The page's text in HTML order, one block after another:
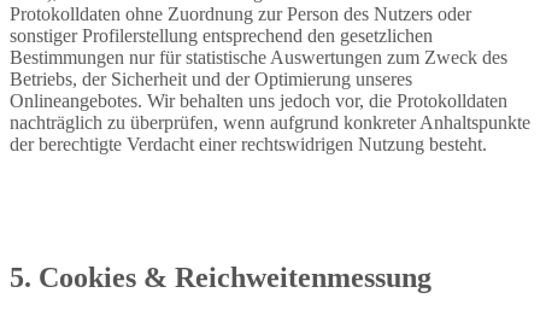
Protokolldaten ohne Zuordnung zur Person des Nutzers oder
sonstiger Profilerstellung entsprechend den gesetzlichen
Bestimmungen nur für statistische Auswertungen zum Zweck des
Betriebs, der Sicherheit und der Optimierung unseres
Onlineangebotes. Wir behalten uns jedoch vor, die Protokolldaten
nachträglich zu überprüfen, wenn aufgrund konkreter Anhaltspunkte
der berechtigte Verdacht einer rechtswidrigen Nutzung besteht.
5. Cookies & Reichweitenmessung